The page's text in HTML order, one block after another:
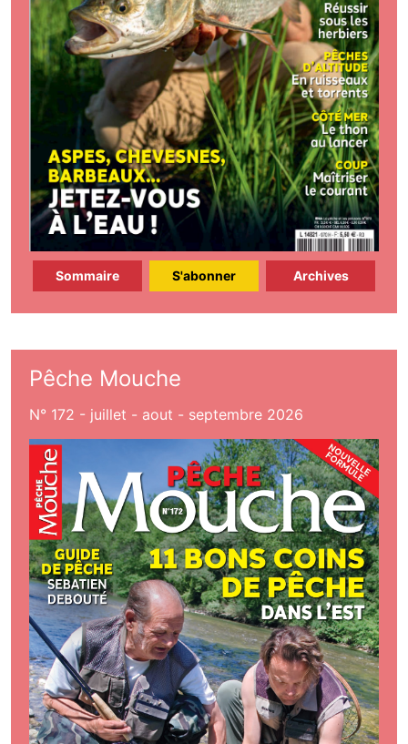
Sommaire S'abonner Archives
Pêche Mouche
N° 172 - juillet - aout - septembre 2026